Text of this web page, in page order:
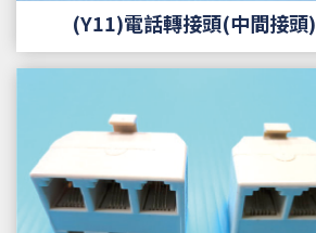
(Y11)電話轉接頭(中間接頭)